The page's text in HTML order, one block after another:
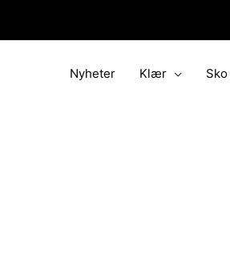
Nyheter Klær Sko